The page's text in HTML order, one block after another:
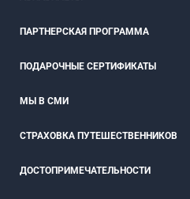
ПАРТНЕРСКАЯ ПРОГРАММА
ПОДАРОЧНЫЕ СЕРТИФИКАТЫ
МЫ В СМИ
СТРАХОВКА ПУТЕШЕСТВЕННИКОВ
ДОСТОПРИМЕЧАТЕЛЬНОСТИ